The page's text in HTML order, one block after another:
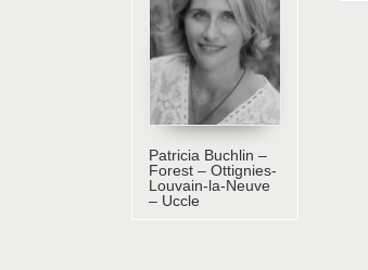
Patricia Buchlin –
Forest – Ottignies-
Louvain-la-Neuve
– Uccle